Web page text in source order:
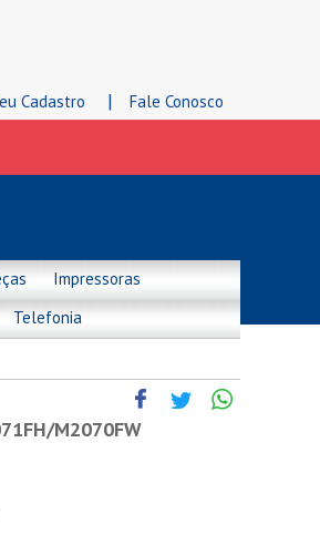
Cadastro | Fale Conosco
Impressoras
Telefonia
M2070FW